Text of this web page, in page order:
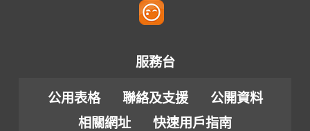
服務台
公用表格 聯絡及支援
公開資料
相關網址
快速用戶指南